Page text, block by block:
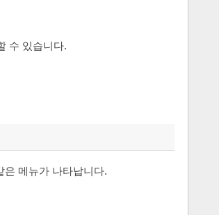
수 있습니다.
메뉴가 나타납니다.